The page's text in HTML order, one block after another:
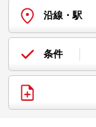
沿線・駅
条件